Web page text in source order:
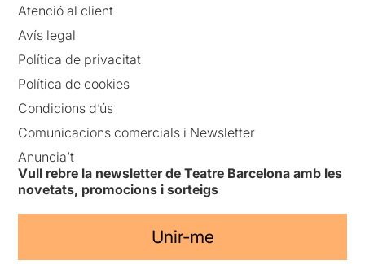
Atenció al client
Avís legal
Política de privacitat
Política de cookies
Condicions d’ús
Comunicacions comercials i Newsletter
Anuncia’t
Vull rebre la newsletter de Teatre Barcelona amb les
novetats, promocions i sorteigs
Unir-me